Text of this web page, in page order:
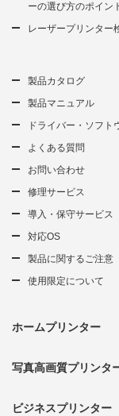
ーの選び方のポイン
レーザープリンター
製品カタログ
製品マニュアル
ドライバー・ソフト
よくある質問
お問い合わせ
修理サービス
導入・保守サービス
対応OS
製品に関するご注意
使用限定について
ホームプリンター
写真高画質プリンタ
ビジネスプリンター